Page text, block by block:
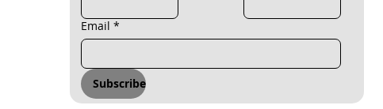
Email *
Subscribe